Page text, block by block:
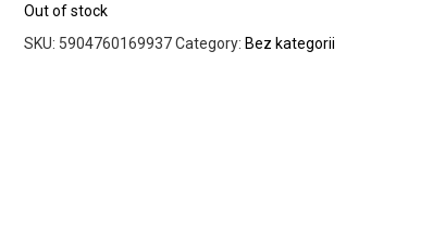
Out of stock
SKU: 5904760169937Category: Bez kategorii